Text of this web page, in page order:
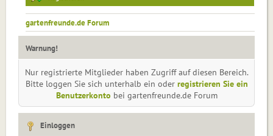
gartenfreunde.de Forum
Warnung!
Nur registrierte Mitglieder haben Zugriff auf diesen Bereich.
Bitte loggen Sie sich unterhalb ein oder registrieren Sie ein
Benutzerkonto bei gartenfreunde.de Forum
Einloggen